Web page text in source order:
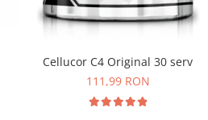
Cellucor C4 Original 30 serv
111,99 RON